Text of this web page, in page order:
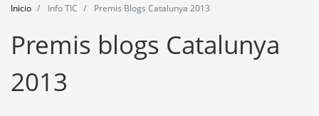
Agenda
Formación
Herramientas
Inicio Info TIC Premis Blogs Catalunya 2013
Premis blogs Catalunya
2013